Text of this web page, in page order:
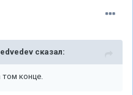
сказал:
том конце.